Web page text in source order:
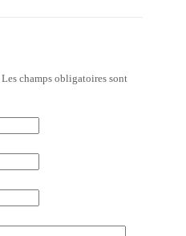
Les champs obligatoires sont